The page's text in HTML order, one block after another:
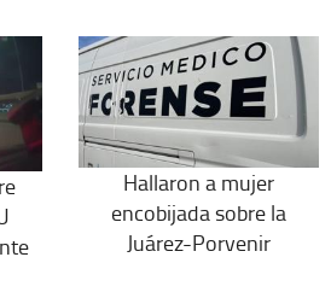
Hallaron a mujer
encobijada sobre la
Juárez-Porvenir